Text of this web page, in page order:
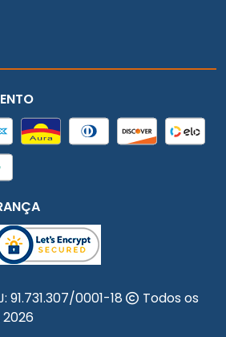
91.731.307/0001-18
Todos os
2026